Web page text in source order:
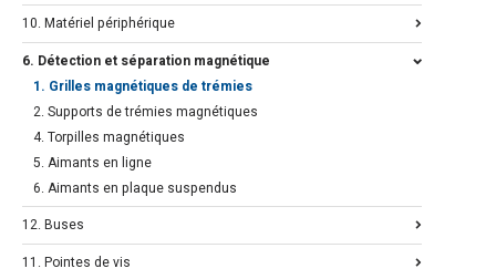
10. Matériel périphérique
6. Détection et séparation magnétique
1. Grilles magnétiques de trémies
2. Supports de trémies magnétiques
4. Torpilles magnétiques
5. Aimants en ligne
6. Aimants en plaque suspendus
12. Buses
11. Pointes de vis